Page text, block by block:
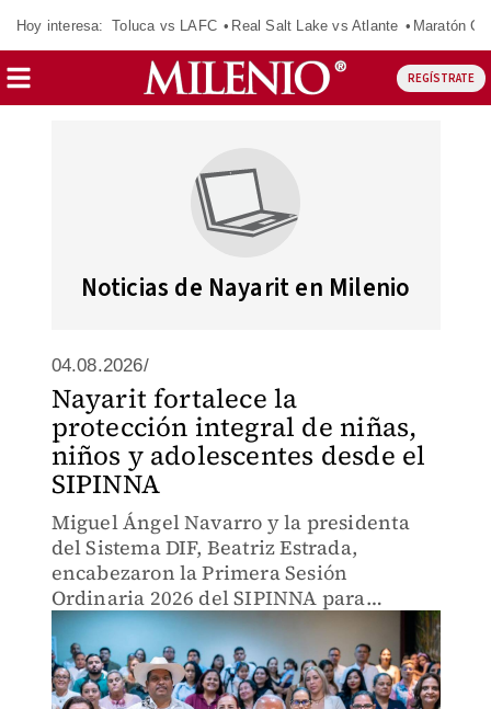
Hoy interesa: Toluca vs LAFC Real Salt Lake vs Atlante Maratón
REGÍSTRATE
Noticias de Nayarit en Milenio
04.08.2026/
Nayarit fortalece la
protección integral de niñas,
niños y adolescentes desde el
SIPINNA
Miguel Ángel Navarro y la presidenta
del Sistema DIF, Beatriz Estrada,
encabezaron la Primera Sesión
Ordinaria 2026 del SIPINNA para
fortalecer la agenda de protección de la
infancia.